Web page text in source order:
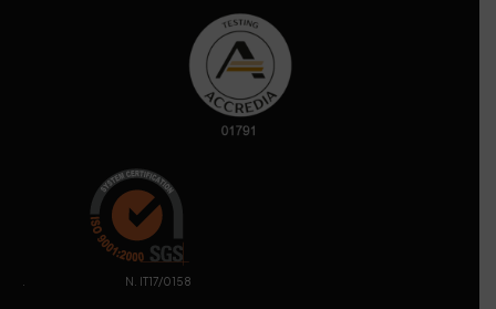
. N. IT17/0158